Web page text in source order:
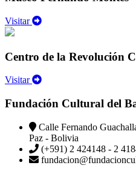
Visitar
Centro de la Revolución
Visitar
Fundación Cultural del
Calle Fernando
Paz - Bolivia
(+591) 2 424148 - 2